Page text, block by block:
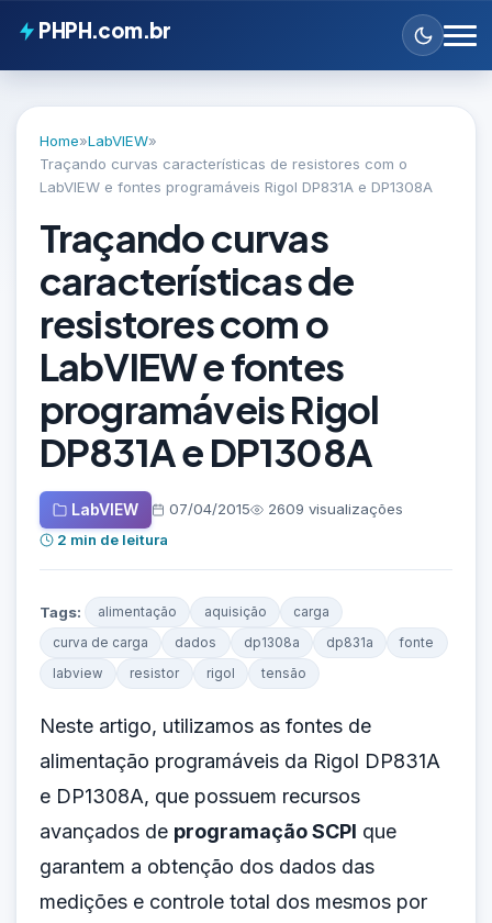
PHPH.com.br
Home»LabVIEW»
Traçando curvas características de resistores com o
LabVIEW e fontes programáveis Rigol DP831A e DP1308A
Traçando curvas
características de
resistores com o
LabVIEW e fontes
programáveis Rigol
DP831A e DP1308A
LabVIEW 07/04/2015
2609 visualizações
2 min de leitura
Tags: alimentação aquisição carga
curva de carga dados dp1308a dp831a fonte
labview resistor rigol tensão
Neste artigo, utilizamos as fontes de
alimentação programáveis da Rigol DP831A
e DP1308A, que possuem recursos
avançados de programação SCPI que
garantem a obtenção dos dados das
medições e controle total dos mesmos por